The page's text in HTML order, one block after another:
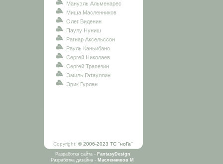
Мануэль Альменарес
Миша Масленников
Олег Виденин
Паулу Нуниш
Рагнар Аксельссон
Рауль Каньибано
Сергей Николаев
Сергей Трапезин
Эмиль Гатауллин
Эрик Гурлан
Copyright: © 2006-2023 ТС "ноГа"
Разработка сайта - FantasyDesign
Разработка дизайна - Масленников М